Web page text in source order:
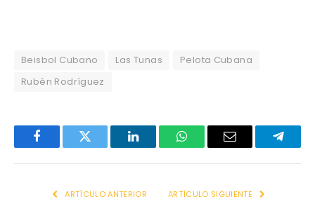
Beisbol Cubano Las Tunas
Pelota Cubana
Rubén Rodríguez
FacebookTwitter LinkedInWhatsAppEmail
ARTÍCULO ANTERIOR ARTÍCULO SIGUIENTE